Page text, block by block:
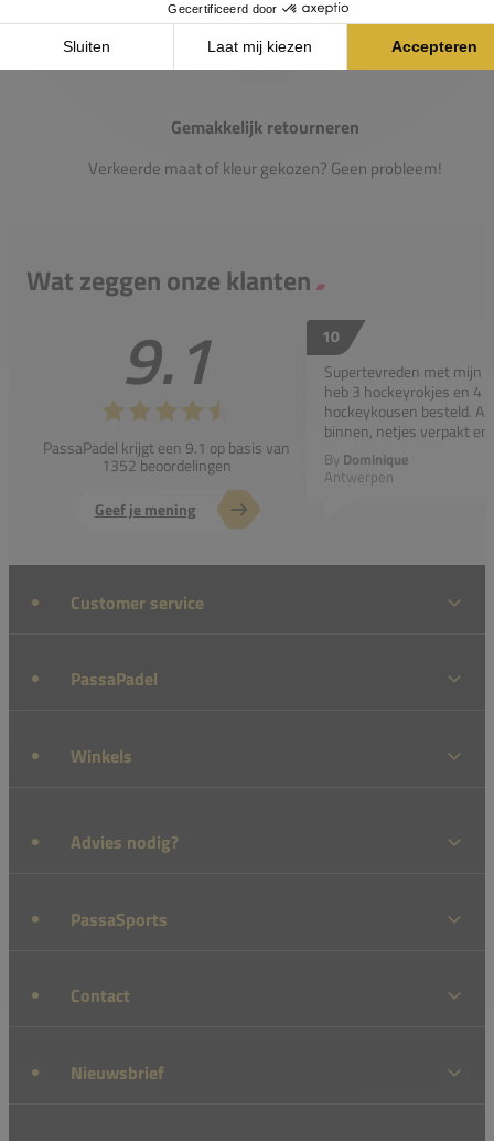
Gemakkelijk retourneren
Verkeerde maat of kleur gekozen? Geen probleem!
Wat zeggen onze klanten
9.1
PassaPadel krijgt een 9.1 op basis van
1352 beoordelingen
Geef je mening
10
Supertevreden met mijn
heb 3 hockeyrokjes en 4
hockeykousen besteld.
binnen, netjes verpakt
By Dominique
Antwerpen
Customer service
PassaPadel
Winkels
Advies nodig?
PassaSports
Contact
Nieuwsbrief